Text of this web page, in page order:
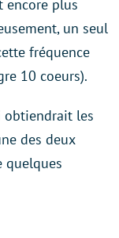
encore plus
un seul
fréquence
10 coeurs).
obtiendrait les
des deux
quelques